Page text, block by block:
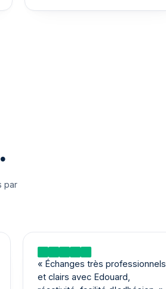
par
Lire sur Trustpilot
« Échanges très professionnels
et clairs avec Edouard,